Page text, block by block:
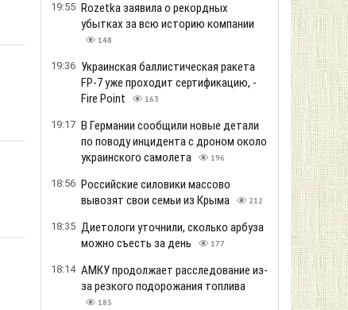
19:55 Rozetka заявила о рекордных
убытках за всю историю компании
148
19:36 Украинская баллистическая ракета
FP-7 уже проходит сертификацию, -
Fire Point
163
19:17 В Германии сообщили новые детали
по поводу инцидента с дроном около
украинского самолета
196
18:56 Российские силовики массово
вывозят свои семьи из Крыма
212
18:35 Диетологи уточнили, сколько арбуза
можно съесть за день
177
18:14 АМКУ продолжает расследование из-
за резкого подорожания топлива
185